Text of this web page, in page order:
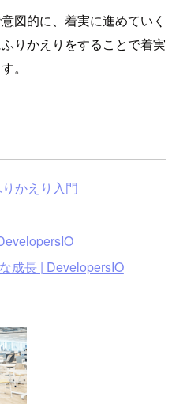
図的に、着実に進めていく
りかえりをすることで着実
。
かえり入門
成長 | DevelopersIO